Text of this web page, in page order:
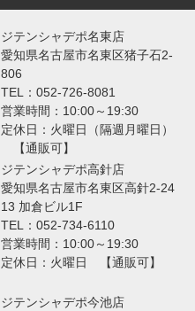
ジテンシャデポ名東店
愛知県名古屋市名東区猪子石2-
806
TEL：052-726-8081
営業時間：10:00～19:30
定休日：火曜日（隔週月曜日）
【通販可】
ジテンシャデポ高針店
愛知県名古屋市名東区高針2-24
13 加倉ビル1F
TEL：052-734-6110
営業時間：10:00～19:30
定休日：火曜日 【通販可】
ジテンシャデポ今池店